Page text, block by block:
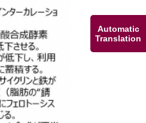
Automatic
Translation